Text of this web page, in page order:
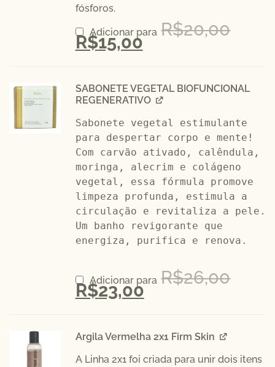
fósforos.
Adicionar para R$20,00
R$15,00
SABONETE VEGETAL BIOFUNCIONAL
REGENERATIVO
Sabonete vegetal estimulante
para despertar corpo e mente!
Com carvão ativado, calêndula,
moringa, alecrim e colágeno
vegetal, essa fórmula promove
limpeza profunda, estimula a
circulação e revitaliza a pele.
Um banho revigorante que
energiza, purifica e renova.
Adicionar para R$26,00
R$23,00
Argila Vermelha 2x1 Firm Skin
A Linha 2x1 foi criada para unir dois itens